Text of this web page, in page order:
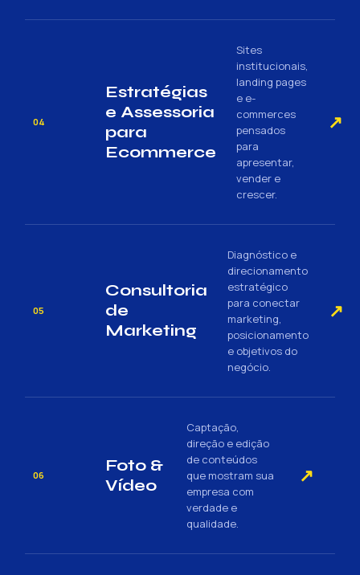
04
Estratégias
e Assessoria
para
Ecommerce
Sites
institucionais,
landing pages
e e-
commerces
pensados
para
apresentar,
vender e
crescer.
↗
05
Consultoria
de
Marketing
Diagnóstico e
direcionamento
estratégico
para conectar
marketing,
posicionamento
e objetivos do
negócio.
↗
06
Foto &
Vídeo
Captação,
direção e edição
de conteúdos
que mostram sua
empresa com
verdade e
qualidade.
↗